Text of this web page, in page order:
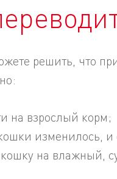
решить, что
на взрослый корм;
изменилось,
кошку на влажный,